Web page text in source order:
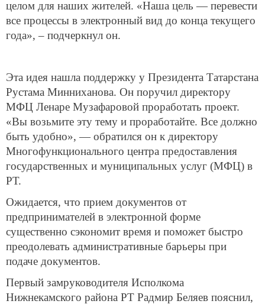
целом для наших жителей. «Наша цель — перевести
все процессы в электронный вид до конца текущего
года», – подчеркнул он.
Эта идея нашла поддержку у Президента Татарстана
Рустама Минниханова. Он поручил директору
МФЦ Ленаре Музафаровой проработать проект.
«Вы возьмите эту тему и проработайте. Все должно
быть удобно», — обратился он к директору
Многофункционального центра предоставления
государственных и муниципальных услуг (МФЦ) в
РТ.
Ожидается, что прием документов от
предпринимателей в электронной форме
существенно сэкономит время и поможет быстро
преодолевать административные барьеры при
подаче документов.
Первый замруководителя Исполкома
Нижнекамского района РТ Радмир Беляев пояснил,